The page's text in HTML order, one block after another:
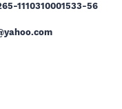
1110310001533-56